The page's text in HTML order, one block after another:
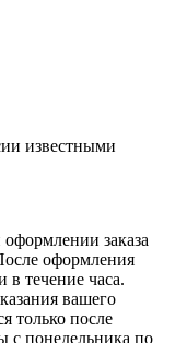
известными
заказа
оформления
в течение часа.
вашего
только после
с понедельника по